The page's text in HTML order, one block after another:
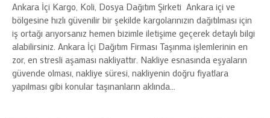
Ankara İçi Kargo, Koli, Dosya Dağıtım Şirketi Ankara içi ve
bölgesine hızlı güvenilir bir şekilde kargolarınızın dağıtılması için
iş ortağı arıyorsanız hemen bizimle iletişime geçerek detaylı bilgi
alabilirsiniz. Ankara İçi Dağıtım Firması Taşınma işlemlerinin en
zor, en stresli aşaması nakliyattır. Nakliye esnasında eşyaların
güvende olması, nakliye süresi, nakliyenin doğru fiyatlara
yapılması gibi konular taşınanların aklında…